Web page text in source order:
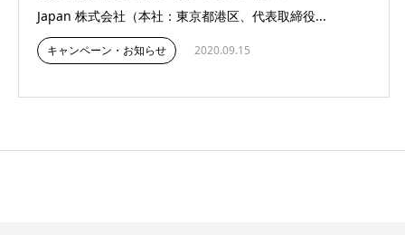
Japan 株式会社（本社：東京都港区、代表取締役...
キャンペーン・お知らせ 2020.09.15